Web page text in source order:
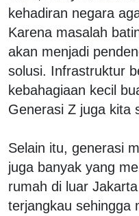
kehadiran negara
Karena masalah
akan menjadi
solusi. Infrastruktur
kebahagiaan kecil
Generasi Z juga kita
Selain itu, generasi
juga banyak yang
rumah di luar
terjangkau sehingga